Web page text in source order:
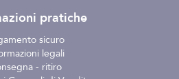
pratiche
sicuro
legali
- ritiro